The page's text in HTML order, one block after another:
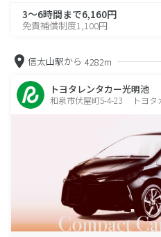
3～6時間まで6,160円
免責補償制度1,100円
信太山駅から 4282m
トヨタレンタカー光明池
和泉市伏屋町5-4-23 トヨタ